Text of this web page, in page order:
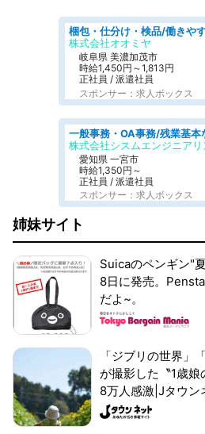
株式会社オオミヤ
岐阜県 美濃加茂市
時給1,450円～1,813円
正社員 / 派遣社員
スポンサー：求人ボックス
株式会社シスムエンジニアリ
愛知県 一宮市
時給1,350円～
正社員 / 派遣社員
スポンサー：求人ボックス
姉妹サイト
Suicaのペンギン"
8日に発売。
だよ~。
「ジブリの世界」
が撮影した〝1歳
8万人感激|Jタウン